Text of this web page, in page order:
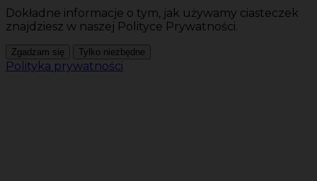
Dokładne informacje o tym, jak używamy ciasteczek
znajdziesz w naszej Polityce Prywatności.
Zgadzam się Tylko niezbędne
Polityka prywatności